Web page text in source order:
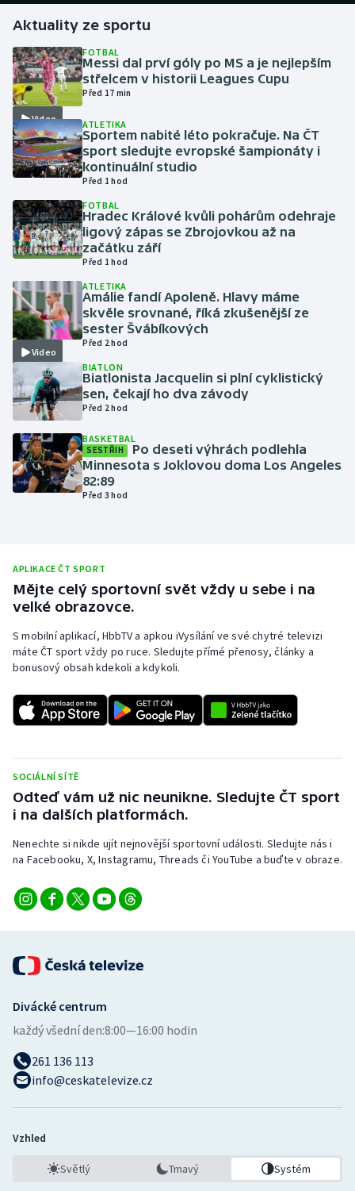
Dostihy
Florbal
Futsal
Golf
Gymnastika
Házená
Jezdectví
Krasobruslení
Lezení
Lyže a snowboard
Motorsport
Plavání
Ragby
Rychlobruslení
Short track
Sportovní střelba
Stolní tenis
Triatlon
Vodní slalom
Volejbal
Ostatní
Aktuality ze sportu
Video
FOTBAL
Messi dal prví góly po MS a je nejlepším
střelcem v historii Leagues Cupu
Před 17 min
ATLETIKA
Sportem nabité léto pokračuje. Na ČT
sport sledujte evropské šampionáty i
kontinuální studio
Před 1 hod
FOTBAL
Hradec Králové kvůli pohárům odehraje
ligový zápas se Zbrojovkou až na
začátku září
Před 1 hod
Video
ATLETIKA
Amálie fandí Apoleně. Hlavy máme
skvěle srovnané, říká zkušenější ze
sester Švábíkových
Před 2 hod
BIATLON
Biatlonista Jacquelin si plní cyklistický
sen, čekají ho dva závody
Před 2 hod
BASKETBAL
SESTŘIH
Po deseti výhrách podlehla
Minnesota s Joklovou doma Los Angeles
82:89
Před 3 hod
APLIKACE ČT SPORT
Mějte celý sportovní svět vždy u sebe i na
velké obrazovce.
S mobilní aplikací, HbbTV a apkou iVysílání ve své chytré televizi
máte ČT sport vždy po ruce. Sledujte přímé přenosy, články a
bonusový obsah kdekoli a kdykoli.
SOCIÁLNÍ SÍTĚ
Odteď vám už nic neunikne. Sledujte ČT sport
i na dalších platformách.
Nenechte si nikde ujít nejnovější sportovní události. Sledujte nás i
na Facebooku, X, Instagramu, Threads či YouTube a buďte v obraze.
Divácké centrum
každý všední den:8:00—16:00 hodin
261 136 113
info@ceskatelevize.cz
Vzhled
Světlý Tmavý Systém